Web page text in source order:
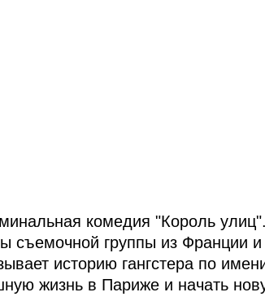
комедия "Король
съемочной группы из Франции
историю гангстера по
жизнь в Париже и начать